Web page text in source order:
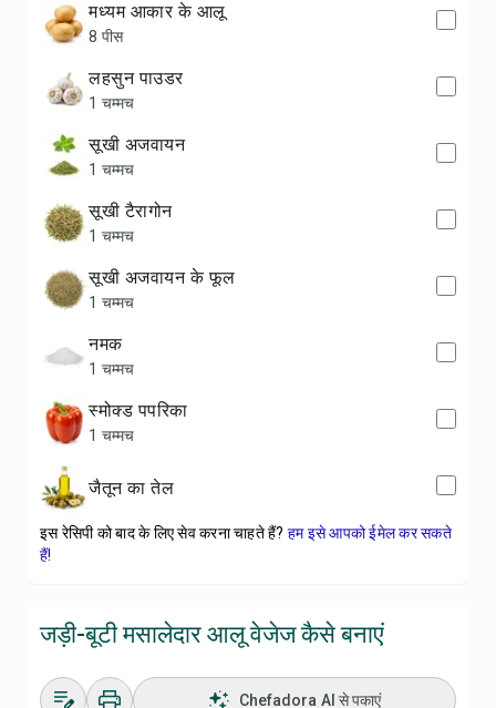
मध्यम आकार के आलू
8 पीस
लहसुन पाउडर
1 चम्मच
सूखी अजवायन
1 चम्मच
सूखी टैरागोन
1 चम्मच
सूखी अजवायन के फूल
1 चम्मच
नमक
1 चम्मच
स्मोक्ड पपरिका
1 चम्मच
जैतून का तेल
इस रेसिपी को बाद के लिए सेव करना चाहते हैं? हम इसे आपको ईमेल कर सकते
हैं!
जड़ी-बूटी मसालेदार आलू वेजेज कैसे बनाएं
Chefadora AI से पकाएं